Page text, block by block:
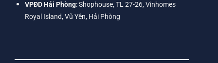
VPĐD Hải Phòng: Shophouse, TL 27-26, Vinhomes
Royal Island, Vũ Yên, Hải Phòng